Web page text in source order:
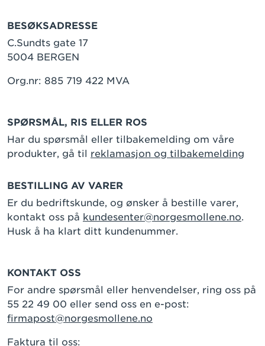
BESØKSADRESSE
C.Sundts gate 17
5004 BERGEN
Org.nr: 885 719 422 MVA
SPØRSMÅL, RIS ELLER ROS
Har du spørsmål eller tilbakemelding om våre
produkter, gå til reklamasjon og tilbakemelding
BESTILLING AV VARER
Er du bedriftskunde, og ønsker å bestille varer,
kontakt oss på kundesenter@norgesmollene.no.
Husk å ha klart ditt kundenummer.
KONTAKT OSS
For andre spørsmål eller henvendelser, ring oss på
55 22 49 00 eller send oss en e-post:
firmapost@norgesmollene.no
Faktura til oss: